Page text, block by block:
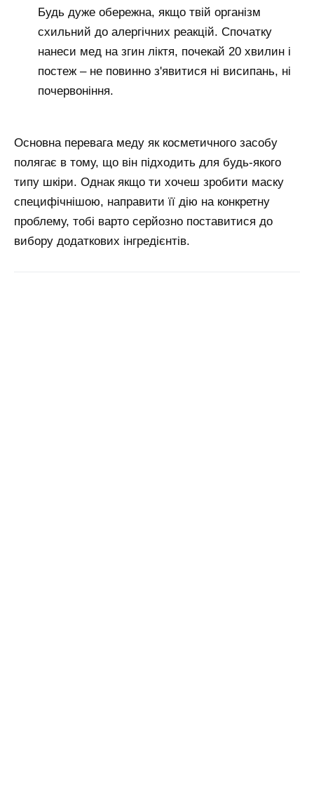
Будь дуже обережна, якщо твій організм
схильний до алергічних реакцій. Спочатку
нанеси мед на згин ліктя, почекай 20 хвилин і
постеж – не повинно з'явитися ні висипань, ні
почервоніння.
Основна перевага меду як косметичного засобу
полягає в тому, що він підходить для будь-якого
типу шкіри. Однак якщо ти хочеш зробити маску
специфічнішою, направити її дію на конкретну
проблему, тобі варто серйозно поставитися до
вибору додаткових інгредієнтів.